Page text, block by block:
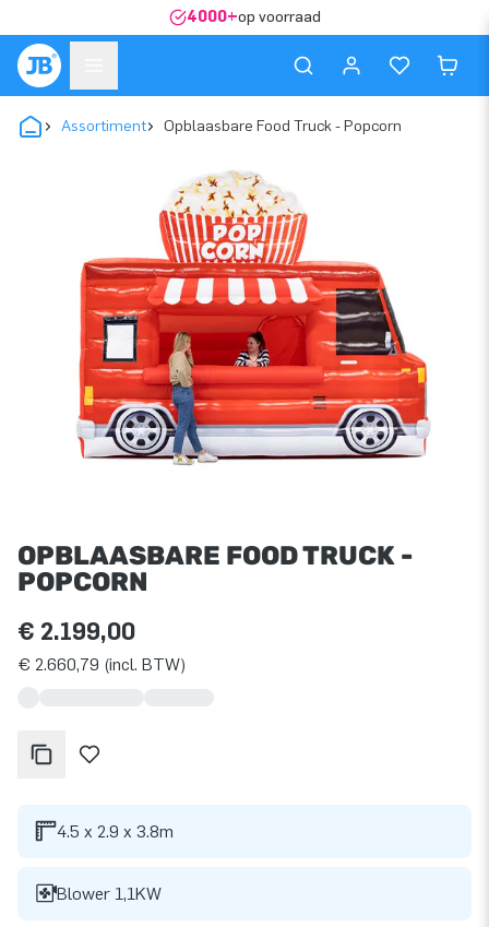
4000+op voorraad
Assortiment Opblaasbare Food Truck - Popcorn
OPBLAASBARE FOOD TRUCK -
POPCORN
€ 2.199,00
€ 2.660,79 (incl. BTW)
4.5 x 2.9 x 3.8m
Blower 1,1KW